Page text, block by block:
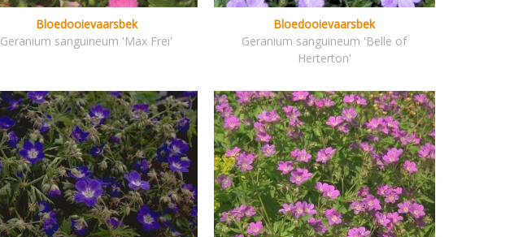
Bloedooievaarsbek
Geranium sanguineum 'Max Frei'
Bloedooievaarsbek
Geranium sanguineum 'Belle of
Herterton'